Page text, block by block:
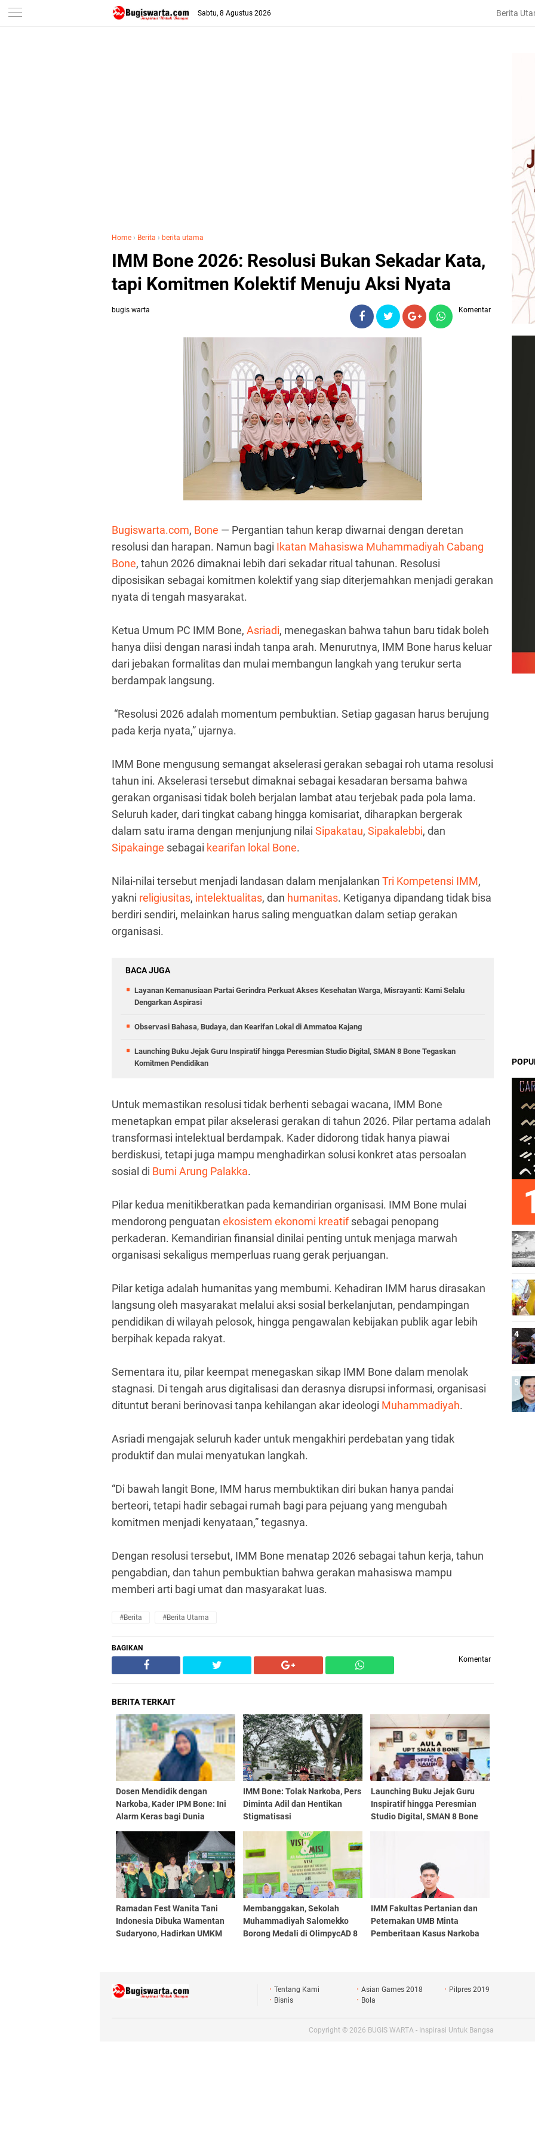
-->
Sabtu, 8 Agustus 2026 Berita
Home › Berita › berita utama
IMM Bone 2026: Resolusi Bukan Sekadar Kata,
tapi Komitmen Kolektif Menuju Aksi Nyata
bugis warta Komentar
Bugiswarta.com, Bone — Pergantian tahun kerap diwarnai dengan deretan
resolusi dan harapan. Namun bagi Ikatan Mahasiswa Muhammadiyah Cabang
Bone, tahun 2026 dimaknai lebih dari sekadar ritual tahunan. Resolusi
diposisikan sebagai komitmen kolektif yang siap diterjemahkan menjadi gerakan
nyata di tengah masyarakat.
Ketua Umum PC IMM Bone, Asriadi, menegaskan bahwa tahun baru tidak boleh
hanya diisi dengan narasi indah tanpa arah. Menurutnya, IMM Bone harus keluar
dari jebakan formalitas dan mulai membangun langkah yang terukur serta
berdampak langsung.
“Resolusi 2026 adalah momentum pembuktian. Setiap gagasan harus berujung
pada kerja nyata,” ujarnya.
IMM Bone mengusung semangat akselerasi gerakan sebagai roh utama resolusi
tahun ini. Akselerasi tersebut dimaknai sebagai kesadaran bersama bahwa
gerakan organisasi tidak boleh berjalan lambat atau terjebak pada pola lama.
Seluruh kader, dari tingkat cabang hingga komisariat, diharapkan bergerak
dalam satu irama dengan menjunjung nilai Sipakatau, Sipakalebbi, dan
Sipakainge sebagai kearifan lokal Bone.
Nilai-nilai tersebut menjadi landasan dalam menjalankan Tri Kompetensi IMM,
yakni religiusitas, intelektualitas, dan humanitas. Ketiganya dipandang tidak bisa
berdiri sendiri, melainkan harus saling menguatkan dalam setiap gerakan
organisasi.
BACA JUGA
Layanan Kemanusiaan Partai Gerindra Perkuat Akses Kesehatan Warga, Misrayanti: Kami Selalu
Dengarkan Aspirasi
Observasi Bahasa, Budaya, dan Kearifan Lokal di Ammatoa Kajang
Launching Buku Jejak Guru Inspiratif hingga Peresmian Studio Digital, SMAN 8 Bone Tegaskan
Komitmen Pendidikan
Untuk memastikan resolusi tidak berhenti sebagai wacana, IMM Bone
menetapkan empat pilar akselerasi gerakan di tahun 2026. Pilar pertama adalah
transformasi intelektual berdampak. Kader didorong tidak hanya piawai
berdiskusi, tetapi juga mampu menghadirkan solusi konkret atas persoalan
sosial di Bumi Arung Palakka.
Pilar kedua menitikberatkan pada kemandirian organisasi. IMM Bone mulai
mendorong penguatan ekosistem ekonomi kreatifsebagai penopang
perkaderan. Kemandirian finansial dinilai penting untuk menjaga marwah
organisasi sekaligus memperluas ruang gerak perjuangan.
Pilar ketiga adalah humanitas yang membumi. Kehadiran IMM harus dirasakan
langsung oleh masyarakat melalui aksi sosial berkelanjutan, pendampingan
pendidikan di wilayah pelosok, hingga pengawalan kebijakan publik agar lebih
berpihak kepada rakyat.
Sementara itu, pilar keempat menegaskan sikap IMM Bone dalam menolak
stagnasi. Di tengah arus digitalisasi dan derasnya disrupsi informasi, organisasi
dituntut berani berinovasi tanpa kehilangan akar ideologi Muhammadiyah.
Asriadi mengajak seluruh kader untuk mengakhiri perdebatan yang tidak
produktif dan mulai menyatukan langkah.
“Di bawah langit Bone, IMM harus membuktikan diri bukan hanya pandai
berteori, tetapi hadir sebagai rumah bagi para pejuang yang mengubah
komitmen menjadi kenyataan,” tegasnya.
Dengan resolusi tersebut, IMM Bone menatap 2026 sebagai tahun kerja, tahun
pengabdian, dan tahun pembuktian bahwa gerakan mahasiswa mampu
memberi arti bagi umat dan masyarakat luas.
#Berita #berita Utama
BAGIKAN
Komentar
BERITA TERKAIT
Dosen Mendidik dengan
Narkoba, Kader IPM Bone: Ini
Alarm Keras bagi Dunia
IMM Bone: Tolak Narkoba, Pers
Diminta Adil dan Hentikan
Stigmatisasi
Launching Buku Jejak Guru
Inspiratif hingga Peresmian
Studio Digital, SMAN 8 Bone
Ramadan Fest Wanita Tani
Indonesia Dibuka Wamentan
Sudaryono, Hadirkan UMKM
Membanggakan, Sekolah
Muhammadiyah Salomekko
Borong Medali di OlimpycAD 8
IMM Fakultas Pertanian dan
Peternakan UMB Minta
Pemberitaan Kasus Narkoba
Tentang Kami Asian Games 2018
Pilpres 2019
Bisnis
Bola
Copyright © 2026 BUGIS WARTA - Inspirasi Untuk Bangsa